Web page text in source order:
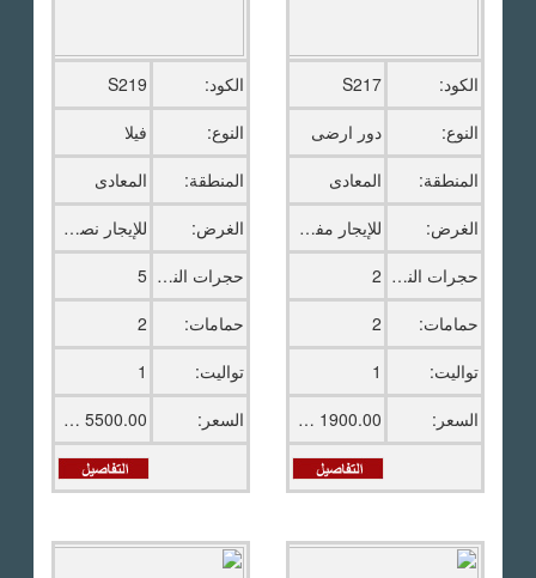
الكود:
S217
النوع:
دور ارضى
المنطقة:
المعادى
الغرض:
للإيجار مفروش
حجرات النوم: 2
حمامات:
2
تواليت:
1
السعر:
1900.00 دولار امريكى
الكود:
S219
النوع:
فيلا
المنطقة:
المعادى
الغرض:
للإيجار نصف مفروش
حجرات النوم: 5
حمامات:
2
تواليت:
1
السعر:
5500.00 دولار امريكى